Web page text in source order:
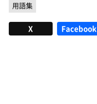
用語集
X Facebook